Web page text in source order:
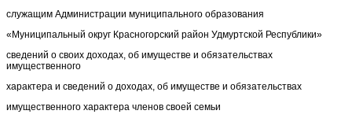
служащим Администрации муниципального образования
«Муниципальный округ Красногорский район Удмуртской Республики»
сведений о своих доходах, об имуществе и обязательствах
имущественного
характера и сведений о доходах, об имуществе и обязательствах
имущественного характера членов своей семьи